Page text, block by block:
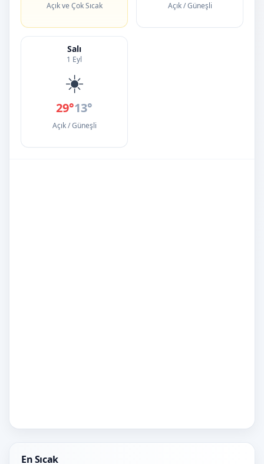
Açık ve Çok Sıcak Açık / Güneşli
Salı
1 Eyl
☀️
29°13°
Açık / Güneşli
En Sıcak